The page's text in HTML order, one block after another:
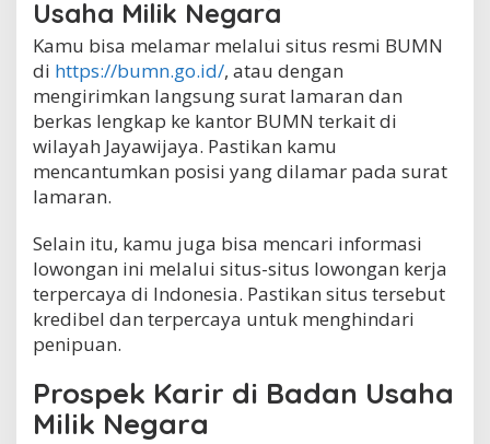
Usaha Milik Negara
Kamu bisa melamar melalui situs resmi BUMN
di https://bumn.go.id/, atau dengan
mengirimkan langsung surat lamaran dan
berkas lengkap ke kantor BUMN terkait di
wilayah Jayawijaya. Pastikan kamu
mencantumkan posisi yang dilamar pada surat
lamaran.
Selain itu, kamu juga bisa mencari informasi
lowongan ini melalui situs-situs lowongan kerja
terpercaya di Indonesia. Pastikan situs tersebut
kredibel dan terpercaya untuk menghindari
penipuan.
Prospek Karir di Badan Usaha
Milik Negara